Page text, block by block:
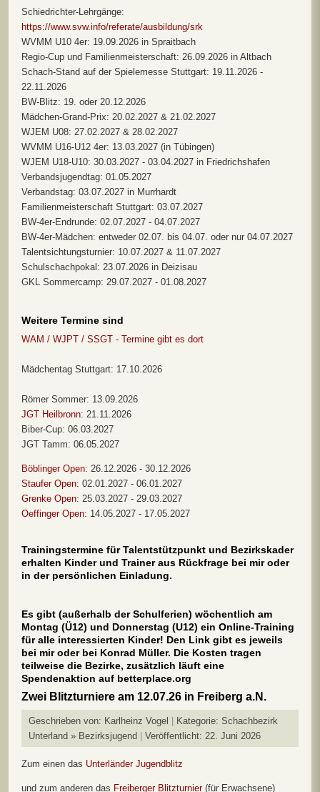
Schiedrichter-Lehrgänge:
https://www.svw.info/referate/ausbildung/srk
WVMM U10 4er: 19.09.2026 in Spraitbach
Regio-Cup und Familienmeisterschaft: 26.09.2026 in Altbach
Schach-Stand auf der Spielemesse Stuttgart: 19.11.2026 -
22.11.2026
BW-Blitz: 19. oder 20.12.2026
Mädchen-Grand-Prix: 20.02.2027 & 21.02.2027
WJEM U08: 27.02.2027 & 28.02.2027
WVMM U16-U12 4er: 13.03.2027 (in Tübingen)
WJEM U18-U10: 30.03.2027 - 03.04.2027 in Friedrichshafen
Verbandsjugendtag: 01.05.2027
Verbandstag: 03.07.2027 in Murrhardt
Familienmeisterschaft Stuttgart: 03.07.2027
BW-4er-Endrunde: 02.07.2027 - 04.07.2027
BW-4er-Mädchen: entweder 02.07. bis 04.07. oder nur 04.07.2027
Talentsichtungsturnier: 10.07.2027 & 11.07.2027
Schulschachpokal: 23.07.2026 in Deizisau
GKL Sommercamp: 29.07.2027 - 01.08.2027
Weitere Termine sind
WAM / WJPT / SSGT - Termine gibt es dort
Mädchentag Stuttgart: 17.10.2026
Römer Sommer: 13.09.2026
JGT Heilbronn: 21.11.2026
Biber-Cup: 06.03.2027
JGT Tamm: 06.05.2027
Böblinger Open: 26.12.2026 - 30.12.2026
Staufer Open: 02.01.2027 - 06.01.2027
Grenke Open: 25.03.2027 - 29.03.2027
Oeffinger Open: 14.05.2027 - 17.05.2027
Trainingstermine für Talentstützpunkt und Bezirkskader
erhalten Kinder und Trainer aus Rückfrage bei mir oder
in der persönlichen Einladung.
Es gibt (außerhalb der Schulferien) wöchentlich am
Montag (Ü12) und Donnerstag (U12) ein Online-Training
für alle interessierten Kinder! Den Link gibt es jeweils
bei mir oder bei Konrad Müller. Die Kosten tragen
teilweise die Bezirke, zusätzlich läuft eine
Spendenaktion auf betterplace.org
Zwei Blitzturniere am 12.07.26 in Freiberg a.N.
Geschrieben von: Karlheinz Vogel Kategorie: Schachbezirk
Unterland » Bezirksjugend
Veröffentlicht: 22. Juni 2026
Zum einen das Unterländer Jugendblitz
und zum anderen das Freiberger Blitzturnier (für Erwachsene)